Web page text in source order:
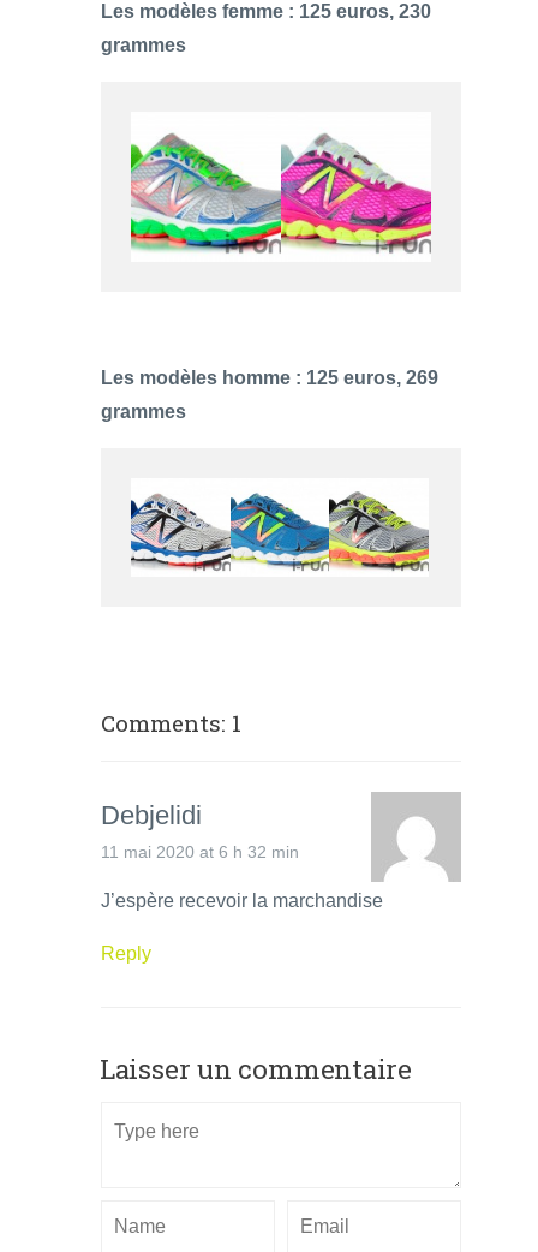
Les modèles femme : 125 euros, 230
grammes
Les modèles homme : 125 euros, 269
grammes
Comments: 1
Debjelidi
11 mai 2020 at 6 h 32 min
J’espère recevoir la marchandise
Reply
Laisser un commentaire